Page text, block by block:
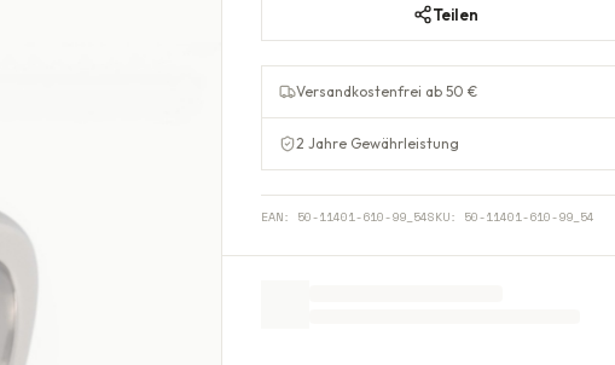
Teilen
Versandkostenfrei ab 50 €
2 Jahre Gewährleistung
EAN: 50-11401-610-99_54SKU: 50-11401-610-99_54